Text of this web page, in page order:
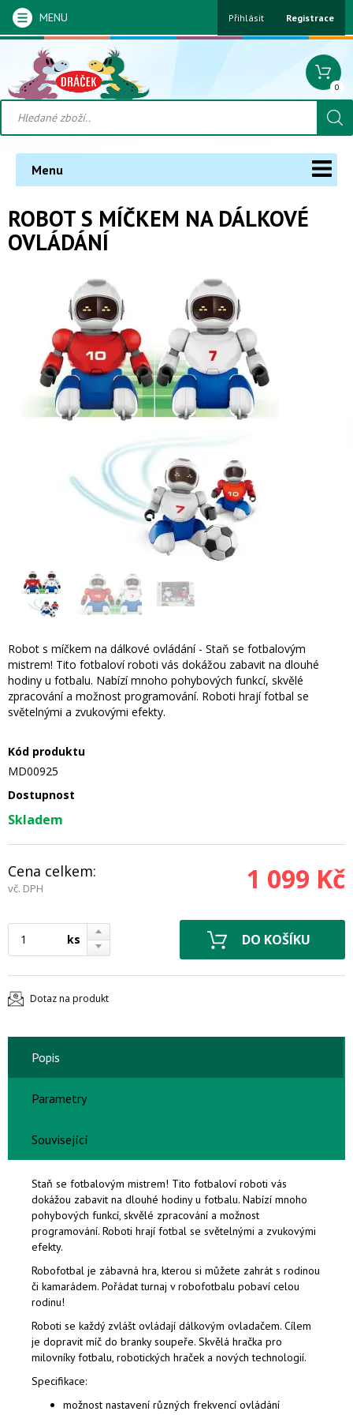
MENU Přihlásit Registrace
0
Menu
ROBOT S MÍČKEM NA DÁLKOVÉ
OVLÁDÁNÍ
Robot s míčkem na dálkové ovládání - Staň se fotbalovým
mistrem! Tito fotbaloví roboti vás dokážou zabavit na dlouhé
hodiny u fotbalu. Nabízí mnoho pohybových funkcí, skvělé
zpracování a možnost programování. Roboti hrají fotbal se
světelnými a zvukovými efekty.
Kód produktu
MD00925
Dostupnost
Skladem
Cena celkem:
vč. DPH 1 099 Kč
ks
Dotaz na produkt
Popis
Parametry
Související
Staň se fotbalovým mistrem! Tito fotbaloví roboti vás
dokážou zabavit na dlouhé hodiny u fotbalu. Nabízí mnoho
pohybových funkcí, skvělé zpracování a možnost
programování. Roboti hrají fotbal se světelnými a zvukovými
efekty.
Robofotbal je zábavná hra, kterou si můžete zahrát s rodinou
či kamarádem. Pořádat turnaj v robofotbalu pobaví celou
rodinu!
Roboti se každý zvlášt ovládají dálkovým ovladačem. Cílem
je dopravit míč do branky soupeře. Skvělá hračka pro
milovníky fotbalu, robotických hraček a nových technologií.
Specifikace:
možnost nastavení různých frekvencí ovládání